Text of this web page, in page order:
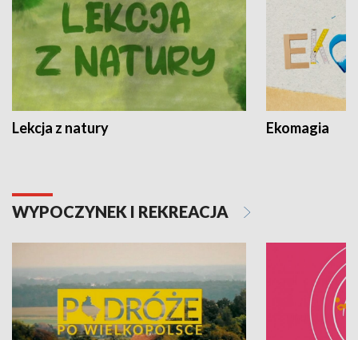
Lekcja z natury Ekomagia
WYPOCZYNEK I REKREACJA